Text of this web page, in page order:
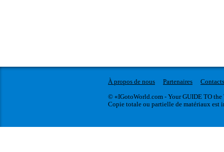
À propos de nous Partenaires
Contacts
© «IGotoWorld.com - Your GUIDE TO the
Copie totale ou partielle de matériaux est